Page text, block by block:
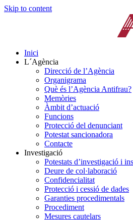
Skip to content
Inici
L´Agència
Direcció de l’Agència
Organigrama
Què és l’Agència Antifrau?
Memòries
Àmbit d’actuació
Funcions
Protecció del denunciant
Potestat sancionadora
Contacte
Investigació
Potestats d’investigació i
Deure de col·laboració
Confidencialitat
Protecció i cessió de dades
Garanties procedimentals
Procediment
Mesures cautelars